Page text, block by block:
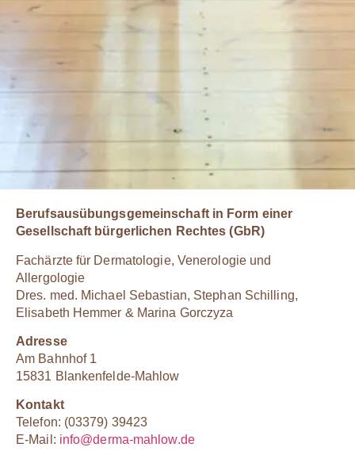
Berufsausübungsgemeinschaft in Form einer
Gesellschaft bürgerlichen Rechtes (GbR)
Fachärzte für Dermatologie, Venerologie und
Allergologie
Dres. med. Michael Sebastian, Stephan Schilling,
Elisabeth Hemmer & Marina Gorczyza
Adresse
Am Bahnhof 1
15831 Blankenfelde-Mahlow
Kontakt
Telefon: (03379) 39423
E-Mail: info@derma-mahlow.de